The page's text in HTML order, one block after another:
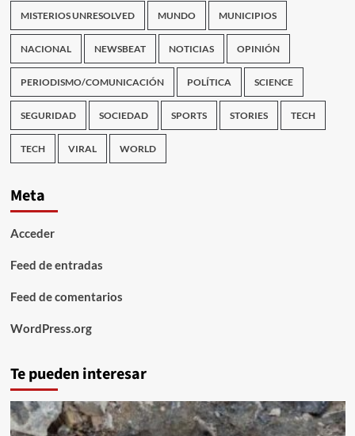
MISTERIOS UNRESOLVED MUNDO MUNICIPIOS
NACIONAL NEWSBEAT NOTICIAS OPINIÓN
PERIODISMO/COMUNICACIÓN POLÍTICA SCIENCE
SEGURIDAD SOCIEDAD SPORTS STORIES TECH
TECH VIRAL WORLD
Meta
Acceder
Feed de entradas
Feed de comentarios
WordPress.org
Te pueden interesar